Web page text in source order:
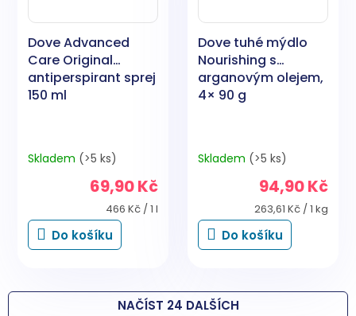
Dove Advanced
Care Original
antiperspirant sprej
150 ml
Skladem (>5 ks)
69,90 Kč
Měrná
cena:
466 Kč / 1 l
Do košíku
Dove tuhé mýdlo
Nourishing s
arganovým olejem,
4× 90 g
Skladem (>5 ks)
94,90 Kč
Měrná
cena:
263,61 Kč / 1 kg
Do košíku
NAČÍST 24 DALŠÍCH